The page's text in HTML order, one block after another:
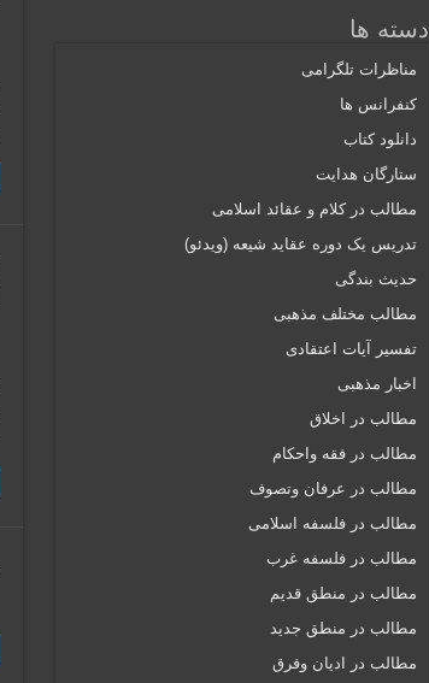
دسته ها
مناظرات تلگرامی
کنفرانس ها
دانلود کتاب
ستارگان هدایت
مطالب در کلام و عقائد اسلامی
تدریس یک دوره عقاید شیعه (ویدئو)
حدیث بندگی
مطالب مختلف مذهبی
تفسیر آیات اعتقادی
اخبار مذهبی
مطالب در اخلاق
مطالب در فقه واحکام
مطالب در عرفان وتصوف
مطالب در فلسفه اسلامی
مطالب در فلسفه غرب
مطالب در منطق قدیم
مطالب در منطق جدید
مطالب در ادیان وفرق